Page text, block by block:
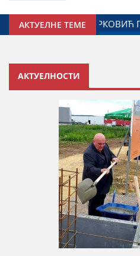
АКТУЕЛНЕ ТЕМЕ
НАСТАВАК
АКТУЕЛНОСТИ